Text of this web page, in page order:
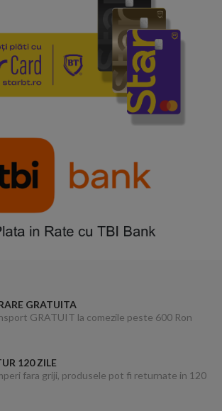
GRATUITA
GRATUIT la comezile peste 600 Ron
120 ZILE
fara griji, produsele pot fi returnate in 120